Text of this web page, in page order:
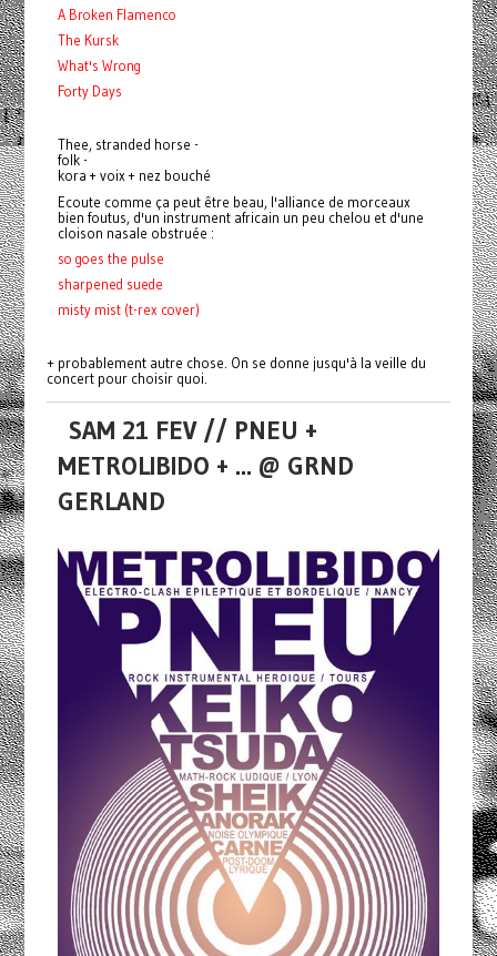
A Broken Flamenco
The Kursk
What's Wrong
Forty Days
Thee, stranded horse -
folk -
kora + voix + nez bouché
Ecoute comme ça peut être beau, l'alliance de morceaux
bien foutus, d'un instrument africain un peu chelou et d'une
cloison nasale obstruée :
so goes the pulse
sharpened suede
misty mist (t-rex cover)
+ probablement autre chose. On se donne jusqu'à la veille du
concert pour choisir quoi.
SAM 21 FEV // PNEU +
METROLIBIDO + ... @ GRND
GERLAND